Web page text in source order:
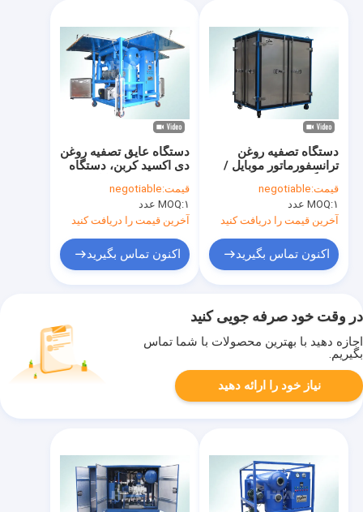
دستگاه عایق تصفیه روغن
دی اکسید کربن، دستگاه
قیمت:negotiable
MOQ:۱ عدد
آخرین قیمت را دریافت کنید
اکنون تماس بگیرید
دستگاه تصفیه روغن
ترانسفورماتور موبایل /
درب کاملا آلومینیومی
قیمت:negotiable
MOQ:۱ عدد
آخرین قیمت را دریافت کنید
اکنون تماس بگیرید
در وقت خود صرفه جویی کنید
اجازه دهید با بهترین محصولات با شما تماس
بگیریم.
نیاز خود را ارائه دهید